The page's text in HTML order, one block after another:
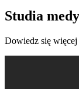
Studia
Dowiedz się